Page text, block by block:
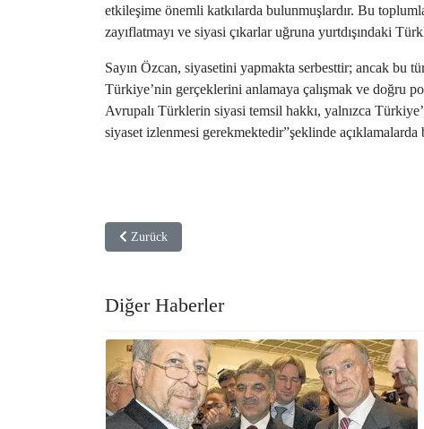
etkileşime önemli katkılarda bulunmuşlardır. Bu
zayıflatmayı ve siyasi çıkarlar uğruna yurtdışındaki
Sayın Özcan, siyasetini yapmakta serbesttir; ancak bu
Türkiye’nin gerçeklerini anlamaya çalışmak ve doğru
Avrupalı Türklerin siyasi temsil hakkı, yalnızca
siyaset izlenmesi gerekmektedir”şeklinde açıklamalarda
Vorheriger Beitrag: Almanya IKG Enstitüsü Başkanı Dr.
Zurück
Diğer Haberler